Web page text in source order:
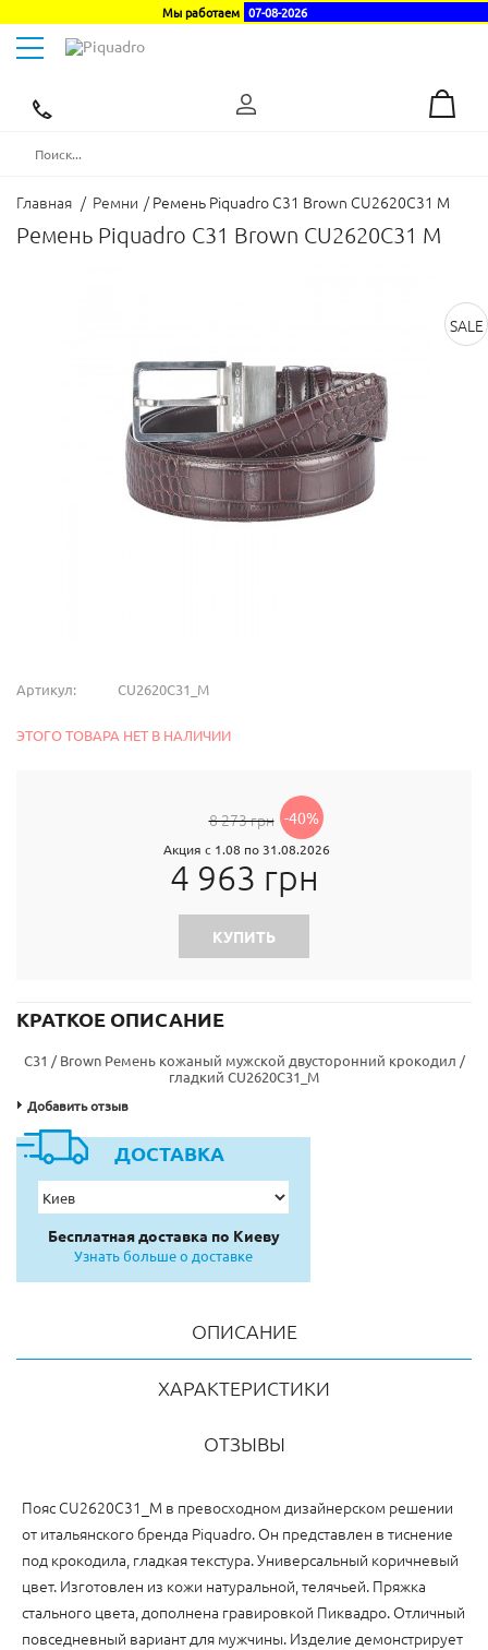
Мы работаем 07-08-2026
Toggle
navigation
Главная / Ремни / Ремень Piquadro C31 Brown CU2620C31 M
Ремень Piquadro C31 Brown CU2620C31 M
SALE
Артикул: CU2620C31_M
ЭТОГО ТОВАРА НЕТ В НАЛИЧИИ
8 273 грн -40%
Акция с 1.08 по 31.08.2026
4 963 грн
КУПИТЬ
КРАТКОЕ ОПИСАНИЕ
C31 / Brown Ремень кожаный мужской двусторонний крокодил /
гладкий CU2620C31_M
Добавить отзыв
ДОСТАВКА
Бесплатная доставка по Киеву
Узнать больше о доставке
ОПИСАНИЕ
ХАРАКТЕРИСТИКИ
ОТЗЫВЫ
Пояс CU2620C31_M в превосходном дизайнерском решении
от итальянского бренда Piquadro. Он представлен в тиснение
под крокодила, гладкая текстура. Универсальный коричневый
цвет. Изготовлен из кожи натуральной, телячьей. Пряжка
стального цвета, дополнена гравировкой Пиквадро. Отличный
повседневный вариант для мужчины. Изделие демонстрирует